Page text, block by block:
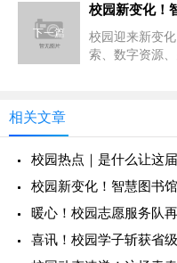
下一篇
校园迎来新变
索、数字资源
相关文章
校园热点｜是什么让这
校园新变化！智慧图书
暖心！校园志愿服务队
喜讯！校园学子斩获省